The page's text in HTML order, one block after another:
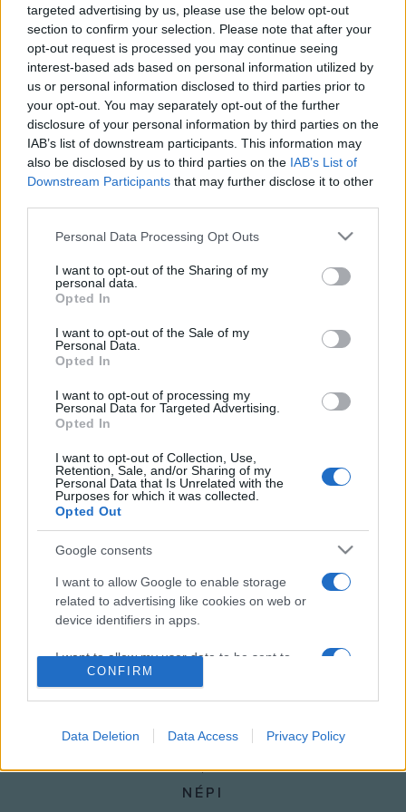
targeted advertising by us, please use the below opt-out
section to confirm your selection. Please note that after your
opt-out request is processed you may continue seeing
interest-based ads based on personal information utilized by
us or personal information disclosed to third parties prior to
your opt-out. You may separately opt-out of the further
disclosure of your personal information by third parties on the
IAB’s list of downstream participants. This information may
also be disclosed by us to third parties on the IAB’s List of
Downstream Participants that may further disclose it to other
Please note that this website/app uses one or more Google
not limited to your visit or usage behaviour. You may click to
grant or deny consent to Google and its third-party tags to
use your data for below specified purposes in below Google
consent section.
Personal Data Processing Opt Outs
I want to opt-out of the Sharing of my
personal data.
Opted In
I want to opt-out of the Sale of my
Personal Data.
Opted In
I want to opt-out of processing my
Personal Data for Targeted Advertising.
Opted In
I want to opt-out of Collection, Use,
Retention, Sale, and/or Sharing of my
Personal Data that Is Unrelated with the
Purposes for which it was collected.
Opted Out
Google consents
I want to allow Google to enable storage
related to advertising like cookies on web or
device identifiers in apps.
I want to allow my user data to be sent to
Google for online advertising purposes.
personalized advertising.
I want to allow Google to enable storage
related to analytics like cookies on web or
CONFIRM
Data Deletion Data Access Privacy Policy
Az ásatásról megjelent 3 kötetes munka a The Tomb of
Tut-Ankh-Amen (Tutanhamon sírja, 1923-33) címet viseli.
Az egyébként szenzációs régészeti feltárást végig
misztikum övezte. Ez elsősorban Lord Carnarvon titokzatos
halálának volt köszönhető - mindenki a fiatalon eltemetett
fáraó átkáról beszélt. Carter azonban rá sem hederített
ezekre a mendemondákra, fáradhatatlanul hozta felszínre a
nem hiányzik egyetlen darab sem a Kairói Múzeumból, mert
a helyiek - a megállapodással ellentétben - nem adták ki a
Carnarvont, mint ásatót megillető részt. Carter bosszúból
magával vitte a feltárással kapcsolatos összes
feljegyzését. A kincsek tökéletes katalogizálása így várat
NÉPI